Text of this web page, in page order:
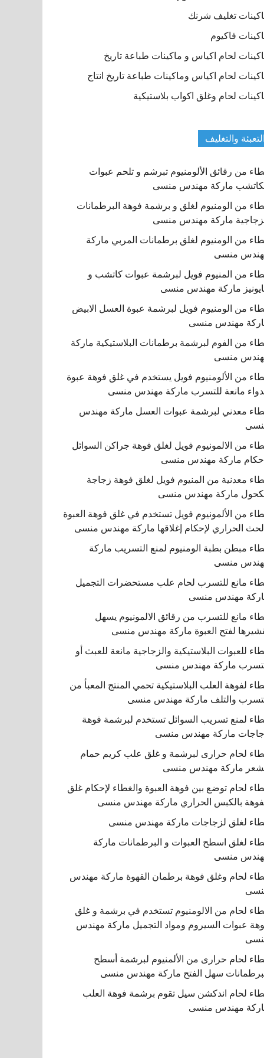
تغليف شرنك
فاكيوم
لحام اكياس و ماكينات طباعة تاريخ
لحام اكياس وماكينات طباعة تاريخ انتاج
لحام وغلق اكواب بلاستيكية
التعبئة والتغليف
من رقائق الألومنيوم تبرشم و تلحم عبوات
ماركة مهندس منسى
من الومنيوم لغلق و برشمة فوهة البرطمانات
ماركة مهندس منسى
من الومنيوم لغلق برطمانات المربي ماركة
منسى
من المنيوم فويل لبرشمة عبوات كاتشب و
ماركة مهندس منسى
من الومنيوم فويل لبرشمة عبوة العسل الابيض
مهندس منسى
من الفوم لبرشمة برطمانات البلاستيكية ماركة
منسى
من الألومنيوم فويل يستخدم في غلق فوهة عبوة
مانعة للتسرب ماركة مهندس منسى
معدني لبرشمة عبوات العسل ماركة مهندس
من الالمونيوم فويل لغلق فوهة جراكن السوائل
ماركة مهندس منسى
معدنية من المنيوم فويل لغلق فوهة زجاجة
ماركة مهندس منسى
من الألمونيوم فويل تستخدم في غلق فوهة العبوة
الحراري لإحكام إغلاقها ماركة مهندس منسى
مبطن بطبة الومنيوم لمنع التسريب ماركة
منسى
مانع للتسرب لحام علب مستحضرات التجميل
مهندس منسى
مانع للتسرب من رقائق الالمونيوم يسهل
لفتح العبوة ماركة مهندس منسى
للعبوات البلاستيكية والزجاجية مانعة للعبث أو
ماركة مهندس منسى
لفوهة العلب البلاستيكية تحمي المنتج المعبأ من
والتلف ماركة مهندس منسى
لمنع تسريب السوائل تستخدم لبرشمة فوهة
ماركة مهندس منسى
لحام حرارى لبرشمة و غلق علب كريم حمام
ماركة مهندس منسى
لحام توضع بين فوهة العبوة والغطاء لإحكام غلق
بالكبس الحراري ماركة مهندس منسى
لغلق لزجاجات ماركة مهندس منسى
لغلق اسطح العبوات و البرطمانات ماركة
منسى
لحام وغلق فوهة برطمان القهوة ماركة مهندس
لحام من الالومنيوم تستخدم في برشمة و غلق
عبوات السيروم ومواد التجميل ماركة مهندس
لحام حرارى من الألمنيوم لبرشمة أسطح
سهل الفتح ماركة مهندس منسى
لحام اندكشن سيل تقوم برشمة فوهة العلب
مهندس منسى